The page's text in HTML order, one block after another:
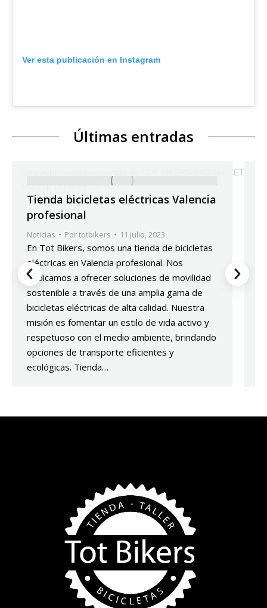
Ver esta publicación en Instagram
Una publicación compartida de TOT BIKERS-BICIMARKET
Últimas entradas
Tienda bicicletas eléctricas Valencia
profesional
Noticias Portotbikers 11 julio, 2023
En Tot Bikers, somos una tienda de bicicletas
eléctricas en Valencia profesional. Nos
dedicamos a ofrecer soluciones de movilidad
sostenible a través de una amplia gama de
bicicletas eléctricas de alta calidad. Nuestra
misión es fomentar un estilo de vida activo y
respetuoso con el medio ambiente, brindando
opciones de transporte eficientes y
ecológicas. Tienda…